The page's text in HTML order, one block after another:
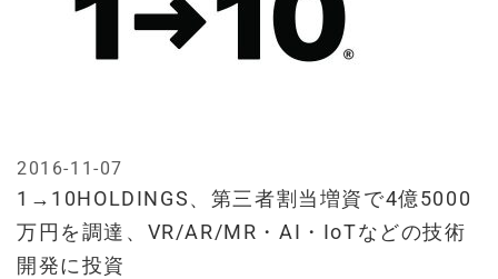
1→10HOLDINGS、第三者割当増資で4億5000
万円を調達、VR/AR/MR・AI・IoTなどの技術
開発に投資
2016-11-07